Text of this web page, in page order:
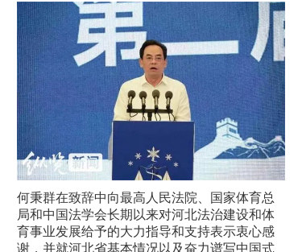
何秉群在致辞中向最高人民法院、国家体育总
局和中国法学会长期以来对河北法治建设和体
育事业发展给予的大力指导和支持表示衷心感
谢，并就河北省基本情况以及奋力谱写中国式